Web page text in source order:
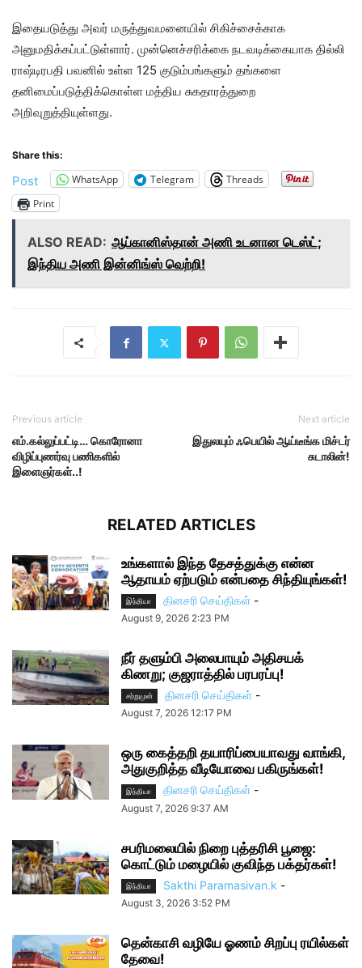
இதையடுத்து அவர் மருத்துவமனையில் சிகிச்சைக்காக
அனுமதிக்கப்பட்டுள்ளார். முன்னெச்சரிக்கை நடவடிக்கையாக தில்லி
ராஷ்டிரபதி பவனில் உள்ள 125 குடும்பங்களும் தங்களை
தனிமைப்படுத்திக்கொள்ள மத்திய சுகதாரத்துறை
அறிவுறுத்தியுள்ளது.
Share this:
Post WhatsApp Telegram
Threads
Print
ALSO READ: ஆப்கானிஸ்தான் அணி உடனான டெஸ்ட்;
இந்திய அணி இன்னிங்ஸ் வெற்றி!
Previous article
எம்.கல்லுப்பட்டி… கொரோனா
விழிப்புணர்வு பணிகளில்
இளைஞர்கள்..!
Next article
இதுலயும் ஃபெயில் ஆய்டீங்க மிச்டர்
சுடாலின்!
RELATED ARTICLES
உங்களால் இந்த தேசத்துக்கு என்ன
ஆதாயம் ஏற்படும் என்பதை சிந்தியுங்கள்!
இந்தியா தினசரி செய்திகள் -
August 9, 2026 2:23 PM
நீர் தளும்பி அலைபாயும் அதிசயக்
கிணறு; குஜராத்தில் பரபரப்பு!
சற்றுமுன் தினசரி செய்திகள் -
August 7, 2026 12:17 PM
ஒரு கைத்தறி தயாரிப்பையாவது வாங்கி,
அதுகுறித்த வீடியோவை பகிருங்கள்!
இந்தியா தினசரி செய்திகள் -
August 7, 2026 9:37 AM
சபரிமலையில் நிறை புத்தரிசி பூஜை:
கொட்டும் மழையில் குவிந்த பக்தர்கள்!
இந்தியா Sakthi Paramasivan.k -
August 3, 2026 3:52 PM
தென்காசி வழியே ஓணம் சிறப்பு ரயில்கள்
தேவை!